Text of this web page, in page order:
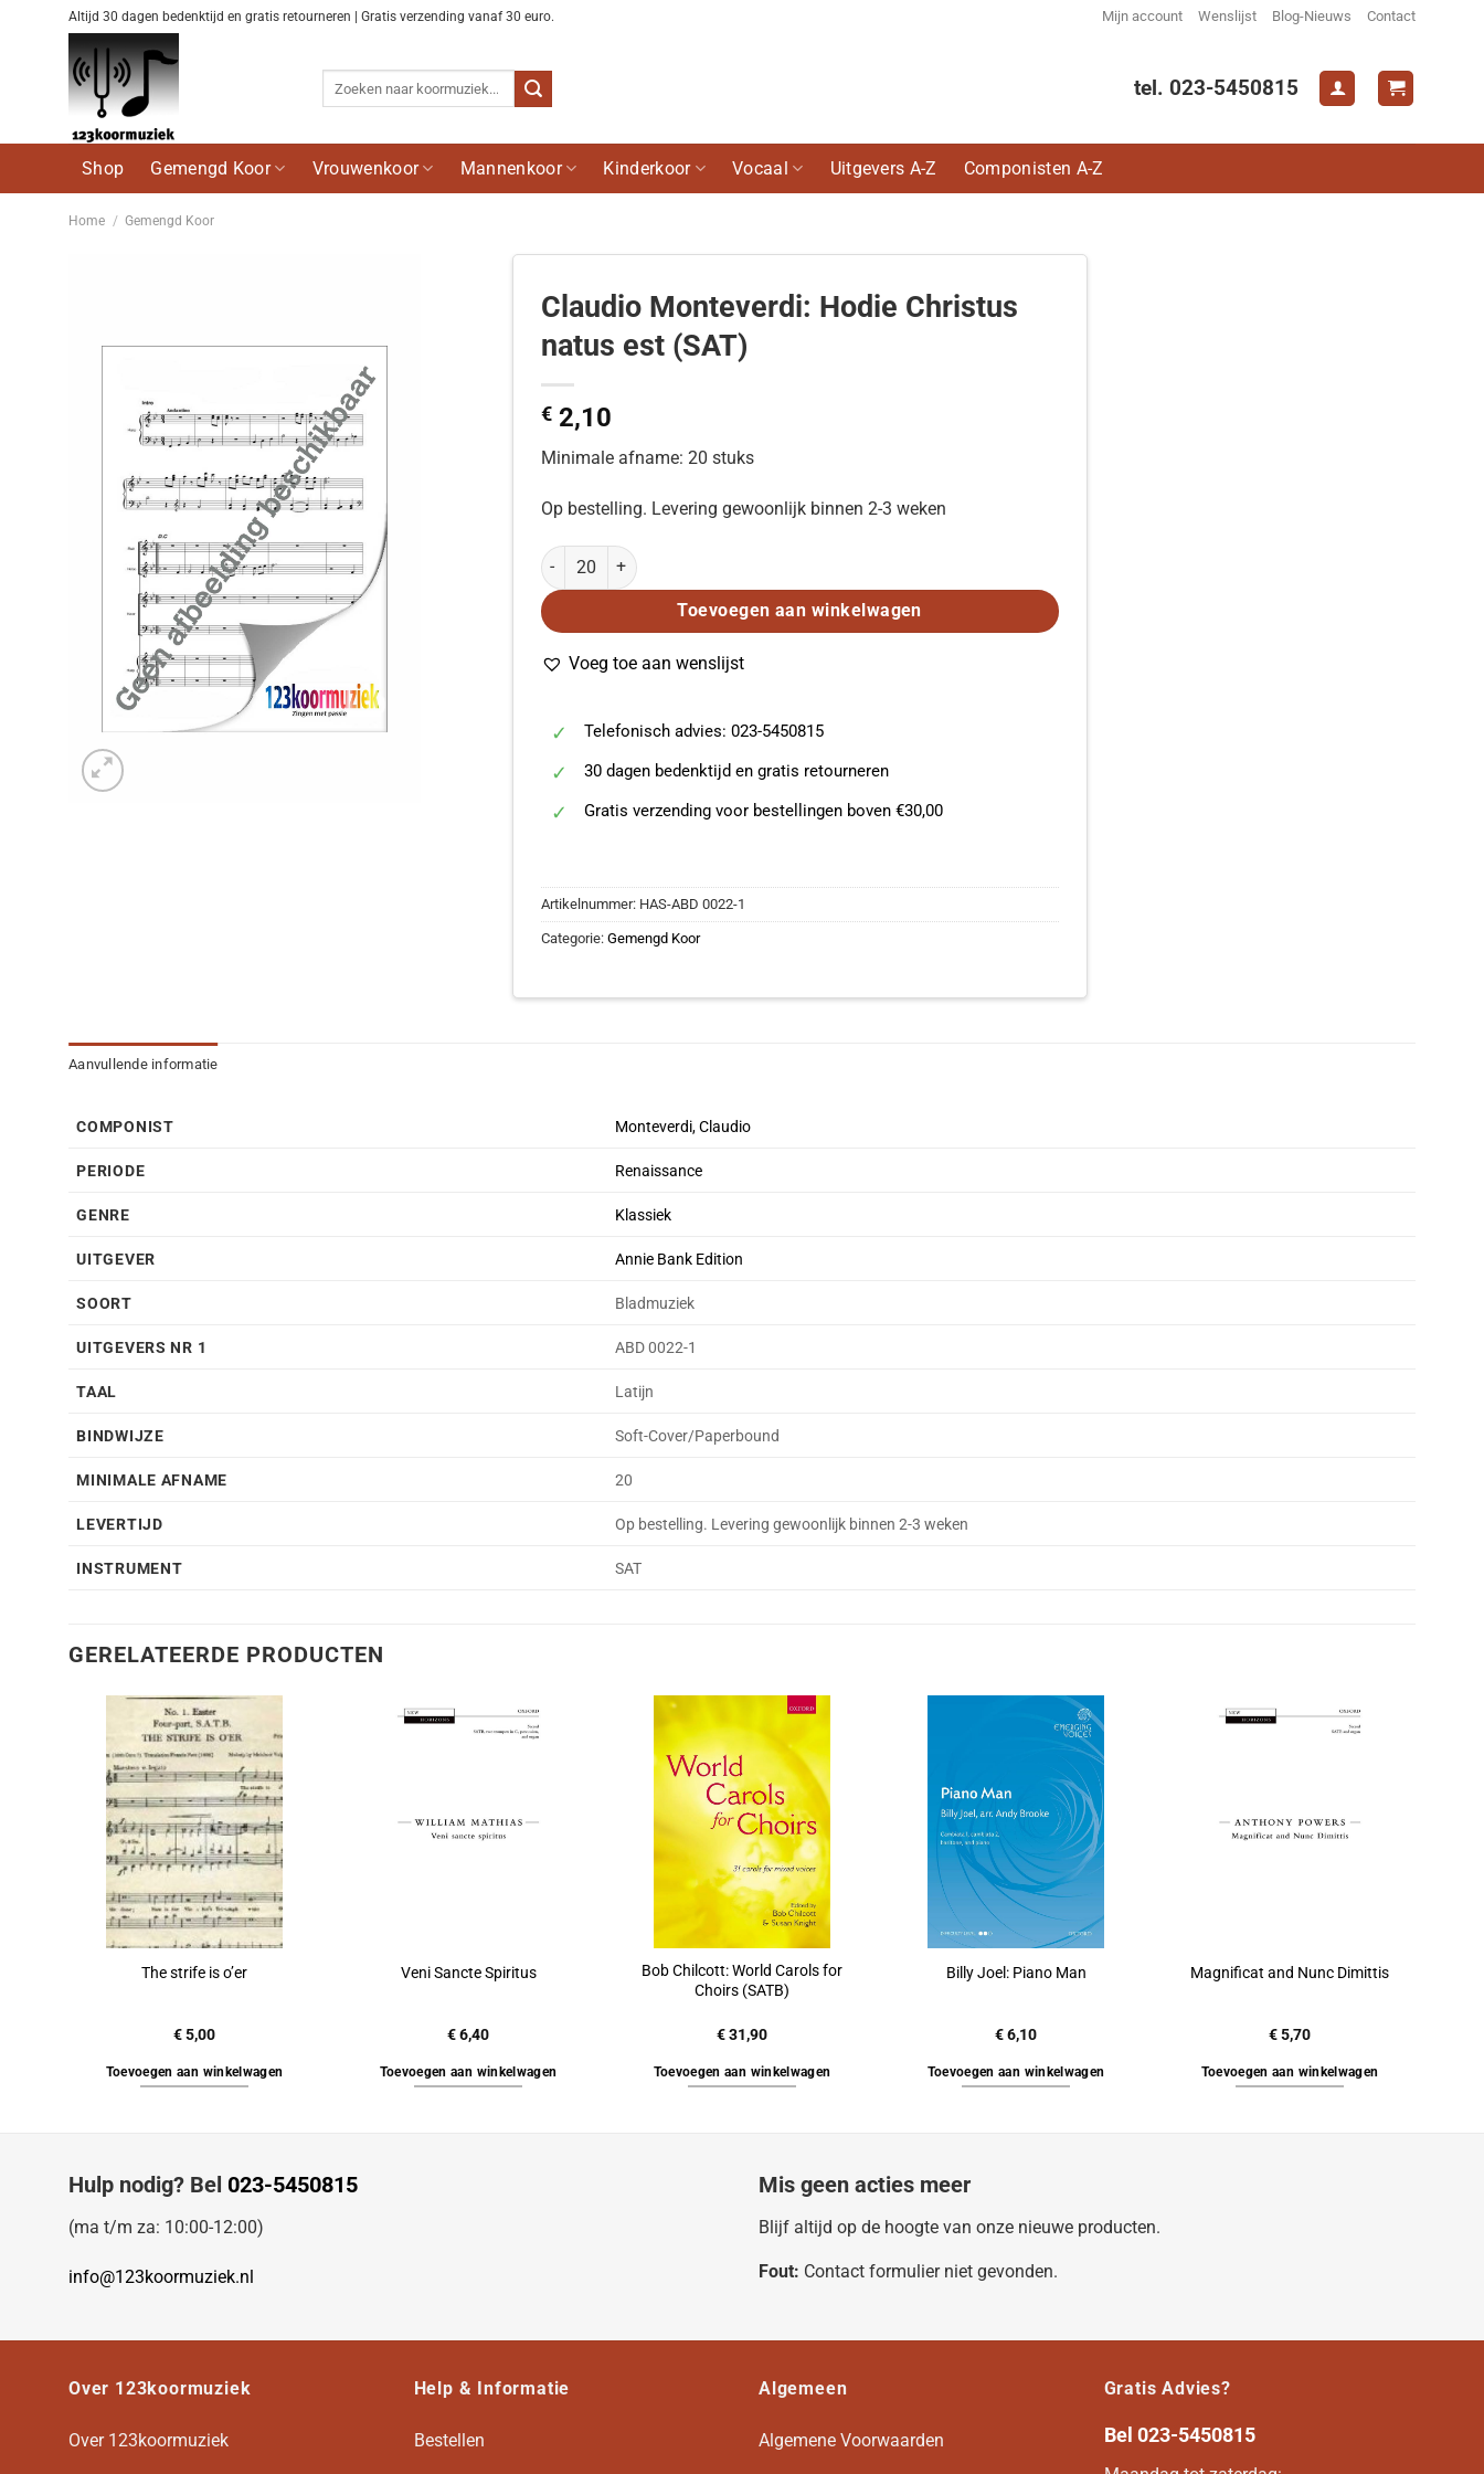
Altijd 30 dagen bedenktijd en gratis retourneren | Gratis verzending vanaf 30 euro. Mijn account Wenslijst Blog-Nieuws Contact
tel. 023-5450815
Shop Gemengd Koor Vrouwenkoor Mannenkoor Kinderkoor Vocaal Uitgevers A-Z Componisten A-Z
Home / Gemengd Koor
toe aan
wenslijst
Claudio Monteverdi: Hodie Christus
natus est (SAT)
€2,10
Minimale afname: 20 stuks
Op bestelling. Levering gewoonlijk binnen 2-3 weken
Claudio Monteverdi: Hodie Christus natus est (SAT) aantal
Toevoegen aan winkelwagen
Voeg toe aan wenslijst
Telefonisch advies: 023-5450815
30 dagen bedenktijd en gratis retourneren
Gratis verzending voor bestellingen boven €30,00
Artikelnummer: HAS-ABD 0022-1
Categorie: Gemengd Koor
Aanvullende informatie
COMPONIST Monteverdi, Claudio
PERIODE Renaissance
GENRE Klassiek
UITGEVER Annie Bank Edition
SOORT Bladmuziek
UITGEVERS NR 1 ABD 0022-1
TAAL Latijn
BINDWIJZE Soft-Cover/Paperbound
MINIMALE AFNAME 20
LEVERTIJD Op bestelling. Levering gewoonlijk binnen 2-3 weken
INSTRUMENT SAT
GERELATEERDE PRODUCTEN
The strife is o’er
€5,00
Toevoegen aan winkelwagen
Veni Sancte Spiritus
€6,40
Toevoegen aan winkelwagen
Bob Chilcott: World Carols for
Choirs (SATB)
€31,90
Toevoegen aan winkelwagen
Billy Joel: Piano Man
€6,10
Toevoegen aan winkelwagen
Magnificat and Nunc Dimittis
€5,70
Toevoegen aan winkelwagen
Hulp nodig? Bel 023-5450815
(ma t/m za: 10:00-12:00)
info@123koormuziek.nl
Mis geen acties meer
Blijf altijd op de hoogte van onze nieuwe producten.
Fout: Contact formulier niet gevonden.
Over 123koormuziek
Over 123koormuziek
Help & Informatie
Bestellen
Algemeen
Algemene Voorwaarden
Gratis Advies?
Bel 023-5450815